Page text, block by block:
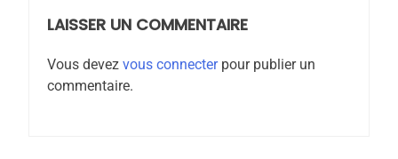
LAISSER UN COMMENTAIRE
Vous devez vous connecterpour publier un
commentaire.
Azilal consacrés produits
DAFINA MAROC
1